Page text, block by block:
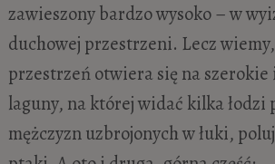
zawieszony bardzo wysoko – w
duchowej przestrzeni. Lecz
przestrzeń otwiera się na szerokie
laguny, na której widać kilka łodzi
mężczyzn uzbrojonych w łuki,